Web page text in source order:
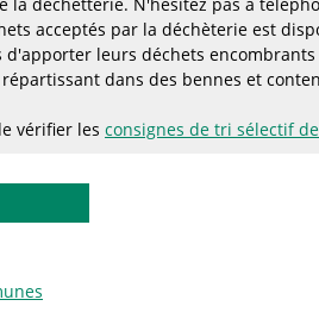
acceptés par la déchèterie est
leurs déchets
dans des bennes et
vérifier les consignes de tri sélectif